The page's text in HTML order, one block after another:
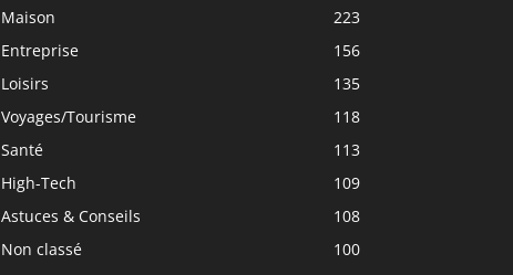
Maison
223
Entreprise
156
Loisirs
135
Voyages/Tourisme
118
Santé
113
High-Tech
109
Astuces & Conseils
108
Non classé
100